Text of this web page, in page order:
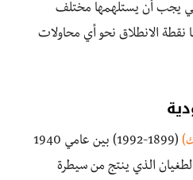
يجب أن يستلهمها مختلف
نقطة الانطلاق نحو أي محاولات
(1899-1992) بين عامي
الذي ينتج من سيطرة